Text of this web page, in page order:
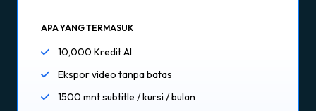
APA YANG TERMASUK
10,000 Kredit AI
Ekspor video tanpa batas
1500 mnt subtitle / kursi / bulan